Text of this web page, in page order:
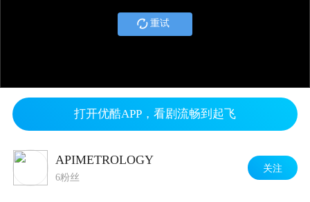
重试
打开优酷APP，看剧流畅到起飞
APIMETROLOGY
6粉丝
关注